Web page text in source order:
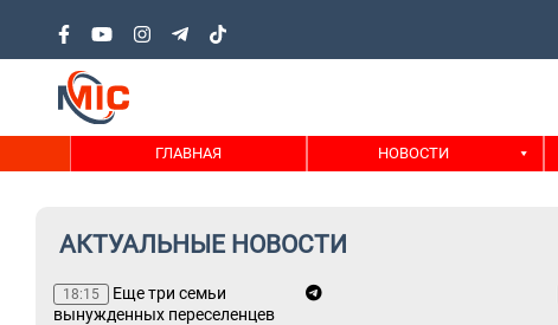
ГЛАВНАЯ НОВОСТИ
АКТУАЛЬНЫЕ НОВОСТИ
18:15
Еще три семьи
вынужденных переселенцев